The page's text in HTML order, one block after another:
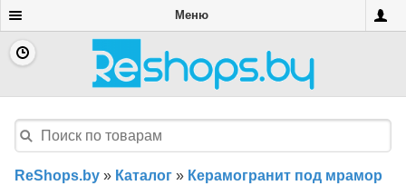
Меню
ReShops.by » Каталог » Керамогранит под мрамор